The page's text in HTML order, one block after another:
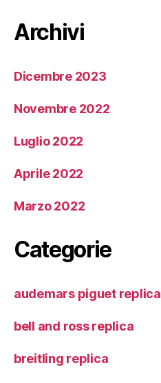
Archivi
Dicembre 2023
Novembre 2022
Luglio 2022
Aprile 2022
Marzo 2022
Categorie
audemars piguet replica
bell and ross replica
breitling replica